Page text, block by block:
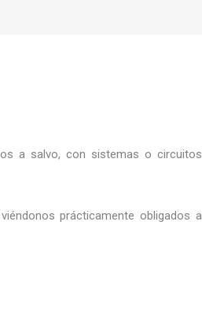
a salvo, con sistemas o circuitos
prácticamente obligados a